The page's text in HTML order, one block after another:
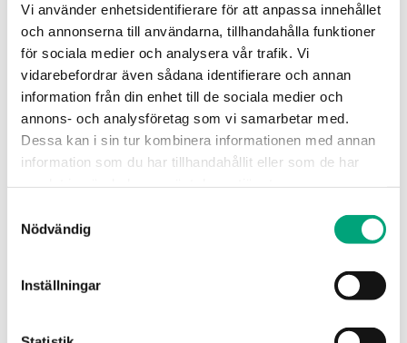
Vi använder enhetsidentifierare för att anpassa innehållet
och annonserna till användarna, tillhandahålla funktioner
för sociala medier och analysera vår trafik. Vi
vidarebefordrar även sådana identifierare och annan
information från din enhet till de sociala medier och
annons- och analysföretag som vi samarbetar med.
Dessa kan i sin tur kombinera informationen med annan
information som du har tillhandahållit eller som de har
Nödvändig
Inställningar
Regio Midi-serien rumsregulatorer med
kommunikation är designad för att spara
rejält med tid vid installation och
idrifttagning. I kombination med Application
tool kan integratörer skapa mallar, installera
ett system på en halvdag och ladda om
applikationerna till alla enheter. Application
tool och Regio Midi-serien har uppdaterats
med ett antal nya funktioner i mjukvaran.
Regio Midi 1.7-1-03:
Återställning av CO2-styrfunktionen för att styra